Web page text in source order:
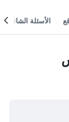
الأسئلة الشائعة